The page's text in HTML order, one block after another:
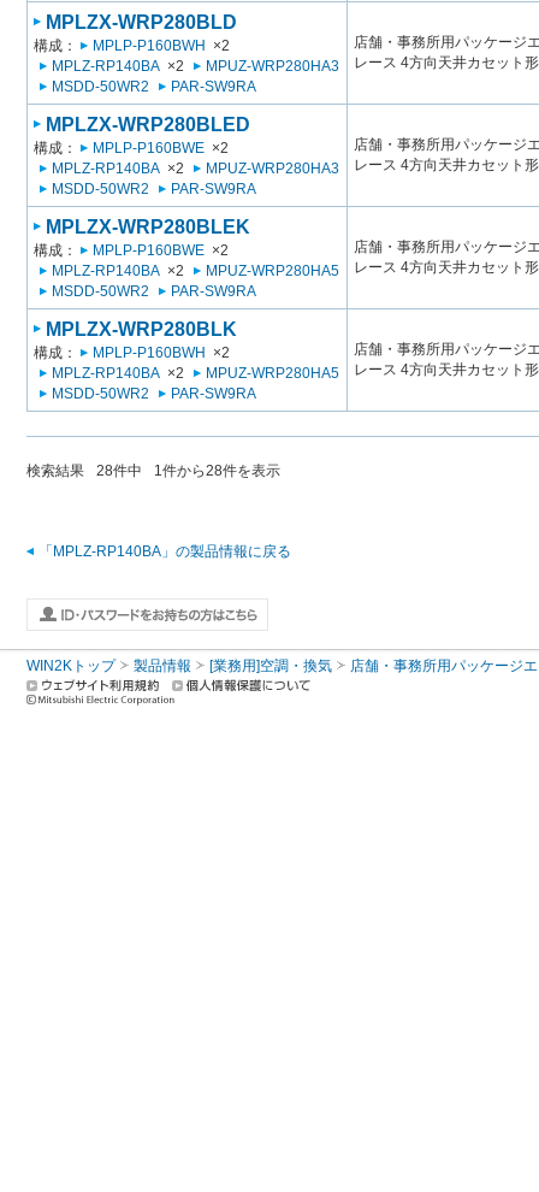
MPLZX-WRP280BLD
構成： MPLP-P160BWH
×2
MPLZ-RP140BA ×2
MPUZ-WRP280HA3
MSDD-50WR2
PAR-SW9RA
店舗・事務所用パッケージ
レース 4方向天井カセット形
MPLZX-WRP280BLED
構成： MPLP-P160BWE ×2
MPLZ-RP140BA ×2
MPUZ-WRP280HA3
MSDD-50WR2
PAR-SW9RA
店舗・事務所用パッケージ
レース 4方向天井カセット形
MPLZX-WRP280BLEK
構成： MPLP-P160BWE ×2
MPLZ-RP140BA ×2
MPUZ-WRP280HA5
MSDD-50WR2
PAR-SW9RA
店舗・事務所用パッケージ
レース 4方向天井カセット形
MPLZX-WRP280BLK
構成： MPLP-P160BWH
×2
MPLZ-RP140BA ×2
MPUZ-WRP280HA5
MSDD-50WR2
PAR-SW9RA
店舗・事務所用パッケージ
レース 4方向天井カセット形
検索結果 28件中 1件から28件を表示
「MPLZ-RP140BA」の製品情報に戻る
WIN2Kトップ 製品情報 [業務用]空調・換気 店舗・事務所用パッケージ